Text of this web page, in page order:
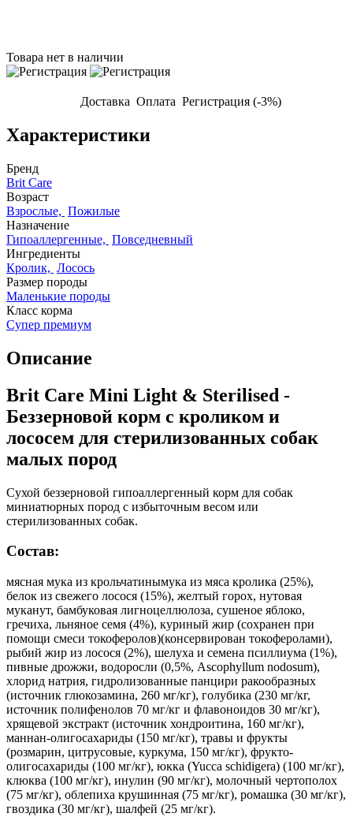
Товара нет в наличии
Доставка Оплата Регистрация (-3%)
Характеристики
Бренд
Brit Care
Возраст
Взрослые, Пожилые
Назначение
Гипоаллергенные, Повседневный
Ингредиенты
Кролик, Лосось
Размер породы
Маленькие породы
Класс корма
Супер премиум
Описание
Brit Care Mini Light & Sterilised -
Беззерновой корм с кроликом и
лососем для стерилизованных собак
малых пород
Сухой беззерновой гипоаллергенный корм для собак
миниатюрных пород с избыточным весом или
стерилизованных собак.
Состав:
мясная мука из крольчатинымука из мяса кролика (25%),
белок из свежего лосося (15%), желтый горох, нутовая
муканут, бамбуковая лигноцеллюлоза, сушеное яблоко,
гречиха, льняное семя (4%), куриный жир (сохранен при
помощи смеси токоферолов)(консервирован токоферолами),
рыбий жир из лосося (2%), шелуха и семена псиллиума (1%),
пивные дрожжи, водоросли (0,5%, Ascophyllum nodosum),
хлорид натрия, гидролизованные панцири ракообразных
(источник глюкозамина, 260 мг/кг), голубика (230 мг/кг,
источник полифенолов 70 мг/кг и флавоноидов 30 мг/кг),
хрящевой экстракт (источник хондроитина, 160 мг/кг),
маннан-олигосахариды (150 мг/кг), травы и фрукты
(розмарин, цитрусовые, куркума, 150 мг/кг), фрукто-
олигосахариды (100 мг/кг), юкка (Yucca schidigera) (100 мг/кг),
клюква (100 мг/кг), инулин (90 мг/кг), молочный чертополох
(75 мг/кг), облепиха крушинная (75 мг/кг), ромашка (30 мг/кг),
гвоздика (30 мг/кг), шалфей (25 мг/кг).